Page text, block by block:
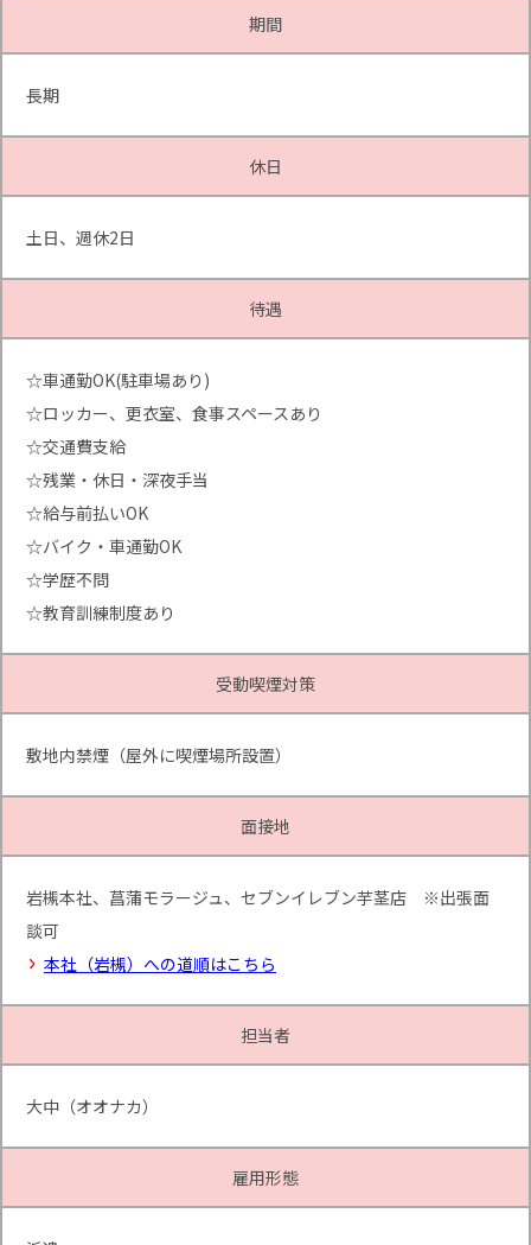
期間
長期
休日
土日、週休2日
待遇
☆車通勤OK(駐車場あり)
☆ロッカー、更衣室、食事スペースあり
☆交通費支給
☆残業・休日・深夜手当
☆給与前払いOK
☆バイク・車通勤OK
☆学歴不問
☆教育訓練制度あり
受動喫煙対策
敷地内禁煙（屋外に喫煙場所設置）
面接地
岩槻本社、菖蒲モラージュ、セブンイレブン芋茎店 ※出張面
談可
本社（岩槻）への道順はこちら
担当者
大中（オオナカ）
雇用形態